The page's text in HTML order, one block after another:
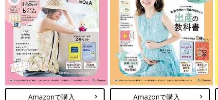
Amazonで購入 Amazonで購入